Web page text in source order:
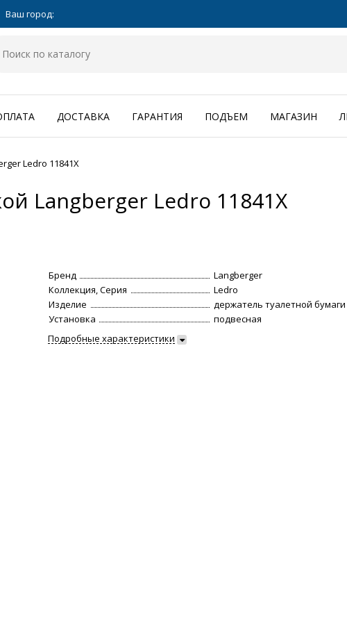
Ваш город:
ДОСТАВКА ГАРАНТИЯ ПОДЪЕМ МАГАЗИН
Ledro 11841X
Langberger Ledro 11841X
Бренд
Langberger
Коллекция, Серия
Ledro
Изделие
держатель туалетной бумаги
Установка
подвесная
Подробные характеристики